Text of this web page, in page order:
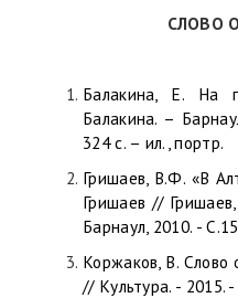
СЛОВО
Балакина, Е. На
Балакина. –
324 с. – ил., портр.
Гришаев, В.Ф. «В
Гришаев //
Барнаул, 2010. -
Коржаков, В. Слово
// Культура. - 2015.